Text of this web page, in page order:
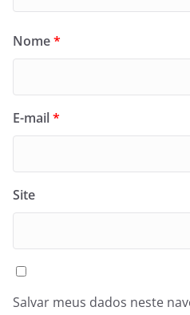
Nome*
E-mail*
Site
Salvar meus dados neste